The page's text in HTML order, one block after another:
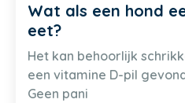
Wat als een hond
eet?
Het kan behoorlijk
een vitamine D-pil
Geen pani